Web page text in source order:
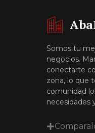
Somos tu
negocios.
conectarte
zona, lo que
comunidad
necesidades